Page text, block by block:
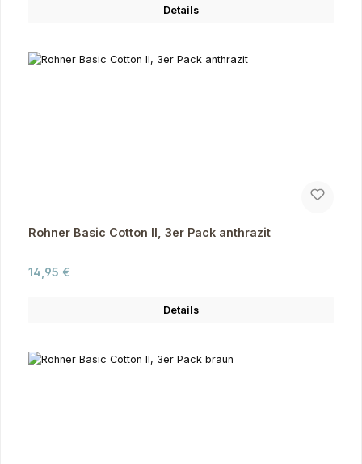
Details
Rohner Basic Cotton II, 3er Pack anthrazit
Regulärer Preis:
14,95 €
Details